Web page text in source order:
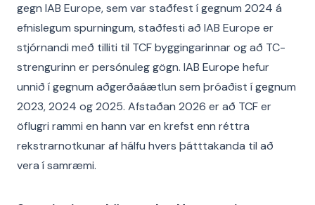
gegn IAB Europe, sem var staðfest í gegnum 2024 á
efnislegum spurningum, staðfesti að IAB Europe er
stjórnandi með tilliti til TCF byggingarinnar og að TC-
strengurinn er persónuleg gögn. IAB Europe hefur
unnið í gegnum aðgerðaáætlun sem þróaðist í gegnum
2023, 2024 og 2025. Afstaðan 2026 er að TCF er
öflugri rammi en hann var en krefst enn réttra
rekstrarnotkunar af hálfu hvers þátttakanda til að
vera í samræmi.